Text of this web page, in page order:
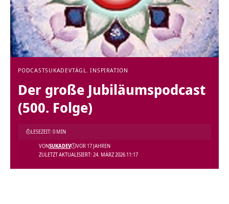
PODCASTSUKADEVTÄGL. INSPIRATION
Der große Jubiläumspodcast
(500. Folge)
ZULETZT AKTUALISIERT: 24. MÄRZ 2026 11:17
VONSUKADEV VOR 17 JAHREN
LESEZEIT: 0 MIN